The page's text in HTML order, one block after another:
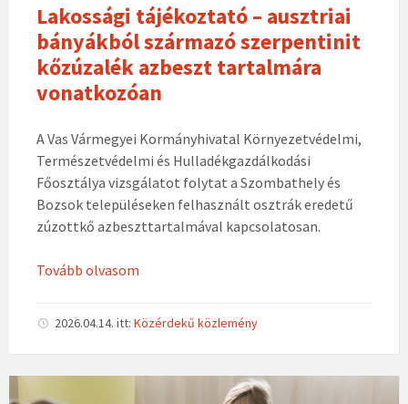
Lakossági tájékoztató – ausztriai
bányákból származó szerpentinit
kőzúzalék azbeszt tartalmára
vonatkozóan
A Vas Vármegyei Kormányhivatal Környezetvédelmi,
Természetvédelmi és Hulladékgazdálkodási
Főosztálya vizsgálatot folytat a Szombathely és
Bozsok településeken felhasznált osztrák eredetű
zúzottkő azbeszttartalmával kapcsolatosan.
Tovább olvasom
2026.04.14. itt: Közérdekű közlemény